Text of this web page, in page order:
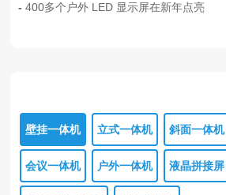
400多个户外 LED 显示屏在新年点亮
壁挂一体机 立式一体机 斜面一体机
会议一体机 户外一体机 液晶拼接屏